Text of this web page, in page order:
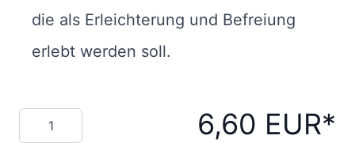
die als Erleichterung und Befreiung
erlebt werden soll.
Menge 6,60 EUR